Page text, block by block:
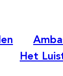
Het